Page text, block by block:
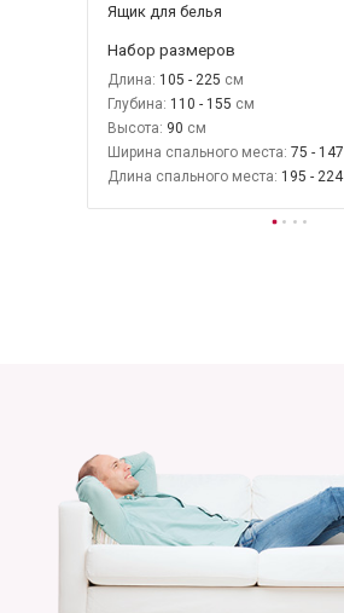
Ящик для белья
Набор размеров
Длина: 105 - 225
Глубина: 110 - 155
Высота: 90
Ширина спального места: 75 - 147
Длина спального места: 195 - 224